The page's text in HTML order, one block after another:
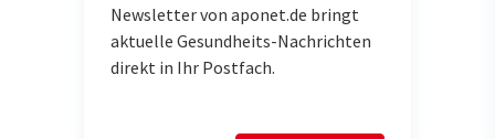
Newsletter von aponet.de bringt
aktuelle Gesundheits-Nachrichten
direkt in Ihr Postfach.